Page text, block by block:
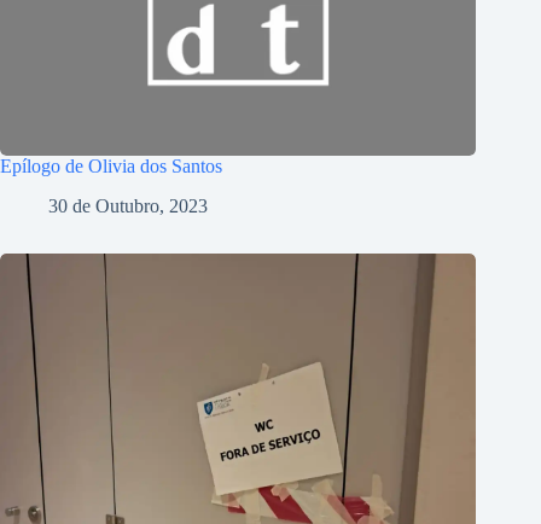
Epílogo de Olivia dos Santos
30 de Outubro, 2023